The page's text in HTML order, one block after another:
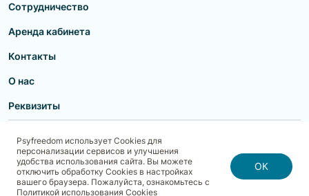
Сотрудничество
Аренда кабинета
Контакты
О нас
Реквизиты
Пользовательское соглашениеПолитика конфиденциальности
Договор-оферта для партнеров и образовательных учреждений
Договор-оферта для специалистов
Карта сайта
Согласие на обработку, хранение и передачу персональных данных
РеквизитыПолитика использования cookies
Договор-оферта с КлиентомПолитика безопасности платежей
Psyfreedom использует Cookies для
персонализации сервисов и улучшения
удобства использования сайта. Вы можете
отключить обработку Cookies в настройках
вашего браузера. Пожалуйста, ознакомьтесь с
Политикой использования Cookies
ОК